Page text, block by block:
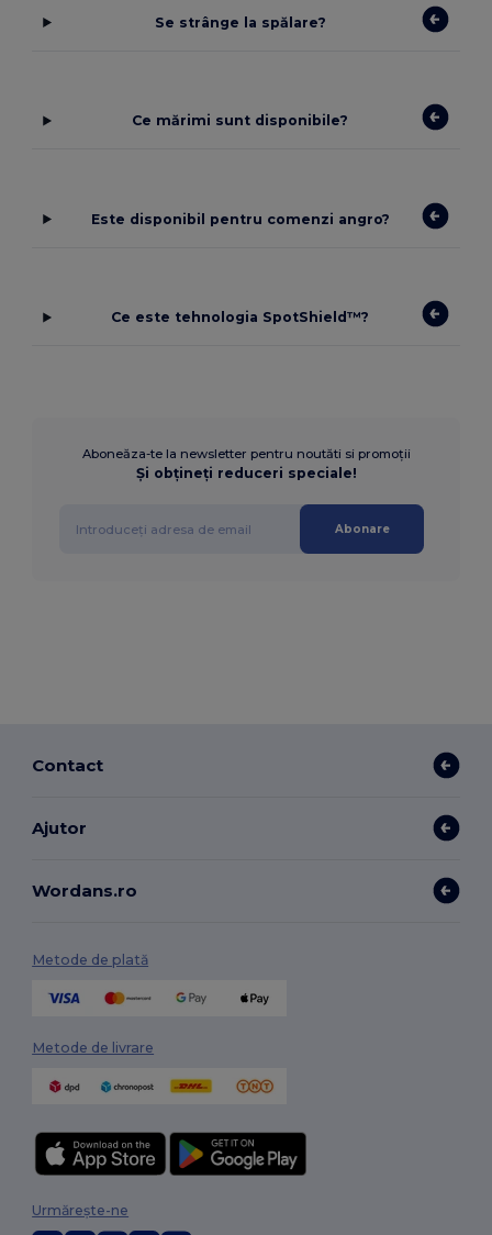
Se strânge la spălare?
Ce mărimi sunt disponibile?
Este disponibil pentru comenzi angro?
Ce este tehnologia SpotShield™?
Aboneăza-te la newsletter pentru noutăti si promoții
Și obțineți reduceri speciale!
Abonare
Contact
Ajutor
Wordans.ro
Metode de plată
Metode de livrare
Urmărește-ne